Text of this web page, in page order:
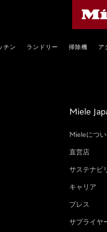
チン ランドリー 掃除機 ア
Miele
Mieleについ
直営店
サステナビ
キャリア
プレス
サプライヤ